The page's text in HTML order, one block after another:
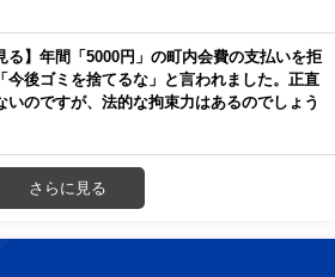
る】年間「5000円」の町内会費の支払いを拒
今後ゴミを捨てるな」と言われました。正直
いのですが、法的な拘束力はあるのでしょう
さらに見る